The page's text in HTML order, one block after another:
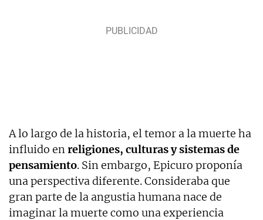
A lo largo de la historia, el temor a la muerte ha
influido enreligiones, culturas y sistemas de
pensamiento. Sin embargo, Epicuro proponía
una perspectiva diferente. Consideraba que
gran parte de la angustia humana nace de
imaginar la muerte como una experiencia